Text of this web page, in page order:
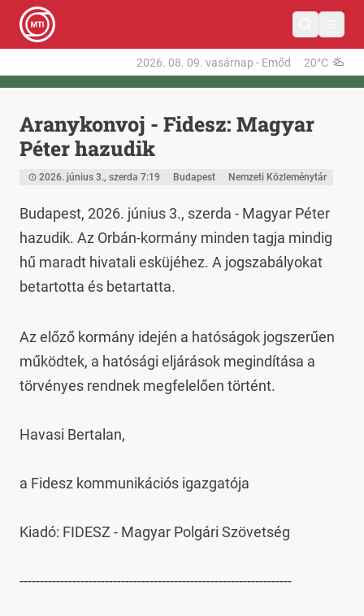
2026. 08. 09. vasárnap - Emőd 20°C
Aranykonvoj - Fidesz: Magyar
Péter hazudik
2026. június 3., szerda 7:19 Budapest Nemzeti Közleménytár
Budapest, 2026. június 3., szerda - Magyar Péter
hazudik. Az Orbán-kormány minden tagja mindig
hű maradt hivatali esküjéhez. A jogszabályokat
betartotta és betartatta.
Az előző kormány idején a hatóságok jogszerűen
működtek, a hatósági eljárások megindítása a
törvényes rendnek megfelelően történt.
Havasi Bertalan,
a Fidesz kommunikációs igazgatója
Kiadó: FIDESZ - Magyar Polgári Szövetség
-------------------------------------------------------------------